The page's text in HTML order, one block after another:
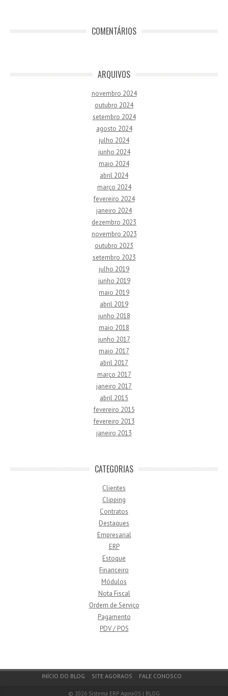
COMENTÁRIOS
ARQUIVOS
novembro 2024
outubro 2024
setembro 2024
agosto 2024
julho 2024
junho 2024
maio 2024
abril 2024
março 2024
fevereiro 2024
janeiro 2024
dezembro 2023
novembro 2023
outubro 2023
setembro 2023
julho 2019
junho 2019
maio 2019
abril 2019
junho 2018
maio 2018
junho 2017
maio 2017
abril 2017
março 2017
janeiro 2017
abril 2015
fevereiro 2015
fevereiro 2013
janeiro 2013
CATEGORIAS
Clientes
Clipping
Contratos
Destaques
Empresarial
ERP
Estoque
Financeiro
Módulos
Nota Fiscal
Ordem de Serviço
Pagamento
PDV / POS
INÍCIO DO BLOG SITE AGORAOS FALE CONOSCO
© 2026 Sistema ERP AgoraOS | BLOG